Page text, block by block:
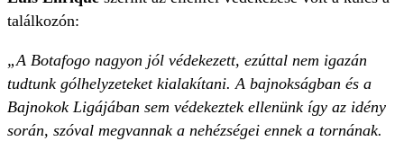
találkozón:
„A Botafogo nagyon jól védekezett, ezúttal nem igazán
tudtunk gólhelyzeteket kialakítani. A bajnokságban és a
Bajnokok Ligájában sem védekeztek ellenünk így az idény
során, szóval megvannak a nehézségei ennek a tornának.